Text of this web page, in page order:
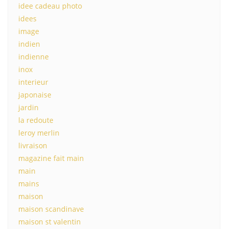
idee cadeau photo
idees
image
indien
indienne
inox
interieur
japonaise
jardin
la redoute
leroy merlin
livraison
magazine fait main
main
mains
maison
maison scandinave
maison st valentin